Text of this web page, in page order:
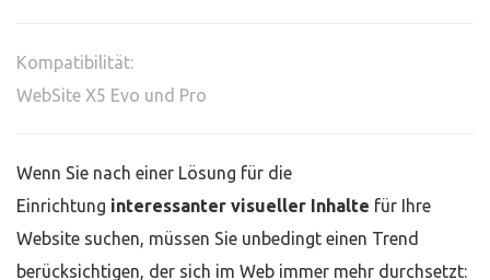
Kompatibilität:
WebSite X5 Evo und Pro
Wenn Sie nach einer Lösung für die
Einrichtung interessanter visueller Inhalte für Ihre
Website suchen, müssen Sie unbedingt einen Trend
berücksichtigen, der sich im Web immer mehr durchsetzt: